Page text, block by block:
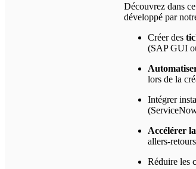
Découvrez dans
développé par
Créer des
(SAP GUI
lors de la
Intégrer
Accélérer
allers-
Réduire les